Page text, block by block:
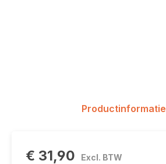
Productinformatie
€ 31,90 Excl. BTW